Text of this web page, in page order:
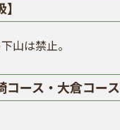
山は禁止。
ース・大倉コース